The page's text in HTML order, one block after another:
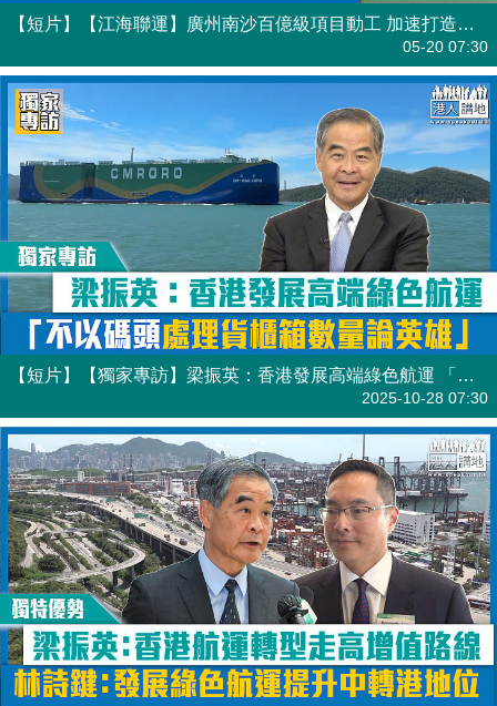
【短片】【江海聯運】廣州南沙百億級項目動工 加速打造世界級航運樞紐
05-20 07:30
【短片】【獨家專訪】梁振英：香港發展高端綠色航運 「不以碼頭處理貨櫃箱數量論英雄」
2025-10-28 07:30